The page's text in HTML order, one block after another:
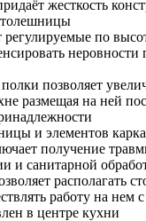
жесткость
по
неровности
позволяет
размещая на ней
и элементов
получение
и санитарной
располагать
работу на нем
в центре кухни